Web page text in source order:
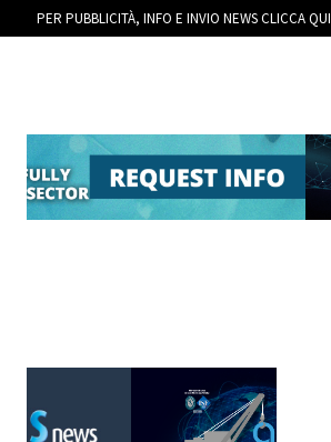
PER PUBBLICITÀ, INFO E INVIO NEWS CLICCA QUI